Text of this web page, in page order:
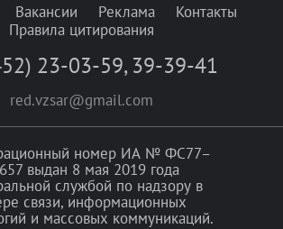
Вакансии Реклама
Контакты
Правила цитирования
23-03-59, 39-39-41
red.vzsar@gmail.com
номер ИА № ФС77–
выдан 8 мая 2019 года
службой по надзору в
связи, информационных
и массовых коммуникаций.